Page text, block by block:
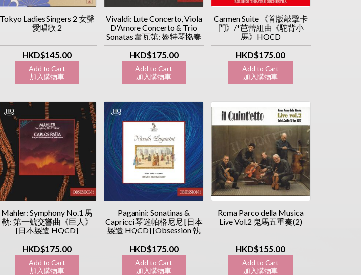
Tokyo Ladies Singers 2 女聲
愛唱歌 2
HKD$145.00
Add to Cart
加入購物車
Vivaldi: Lute Concerto, Viola
D'Amore Concerto & Trio
Sonatas 韋瓦第: 魯特琴協奏
曲/ 魯特琴三重奏 [日本製造
HQCD] [Obsession 執念系
列]
HKD$175.00
Add to Cart
加入購物車
Carmen Suite 《首版敲擊卡
門》/*芭蕾組曲《駝背小
馬》HQCD
HKD$175.00
Add to Cart
加入購物車
Mahler: Symphony No.1 馬
勒: 第一號交響曲《巨人》
[日本製造 HQCD]
[Obsession 執念系列]
HKD$175.00
Add to Cart
加入購物車
Paganini: Sonatinas &
Capricci 琴迷帕格尼尼 [日本
製造 HQCD] [Obsession 執
念系列]
HKD$175.00
Add to Cart
加入購物車
Roma Parco della Musica
Live Vol.2 鬼馬五重奏(2)
HKD$155.00
Add to Cart
加入購物車